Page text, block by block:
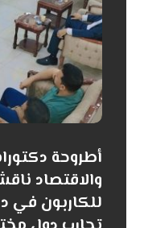
أطروحة
والاقتصاد
للكاربون في